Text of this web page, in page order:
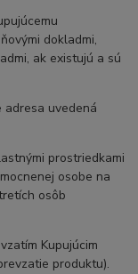
dokladmi,
ak existujú a sú
adresa uvedená
prostriedkami
osobe na
osôb
Kupujúcim
produktu).